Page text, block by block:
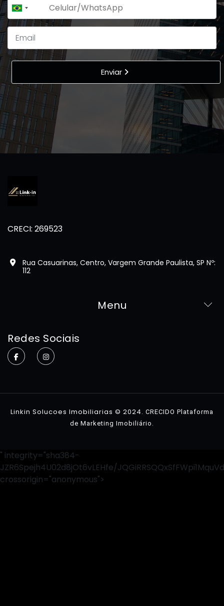
Brazil
+55
Enviar
CRECI: 269523
Rua Casuarinas, Centro, Vargem Grande Paulista, SP Nº:
112
Menu
Redes Sociais
Linkin Solucoes Imobiliarias © 2024. CRECIDO Plataforma
de Marketing Imobiliário .
" integrity="sha384-
JZR6Spejh4U02d8jOt6vLEHfe/
crossorigin="anonymous">